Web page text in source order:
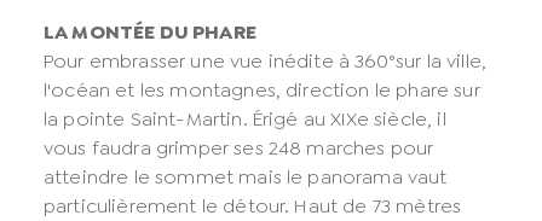
LA MONTÉE DU PHARE
Pour embrasser une vue inédite à 360°sur la ville,
l'océan et les montagnes, direction le phare sur
la pointe Saint-Martin. Érigé au XIXe siècle, il
vous faudra grimper ses 248 marches pour
atteindre le sommet mais le panorama vaut
particulièrement le détour. Haut de 73 mètres